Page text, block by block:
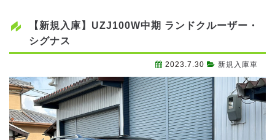
【新規入庫】UZJ100W中期 ランドクルーザー・
シグナス
2023.7.30 新規入庫車